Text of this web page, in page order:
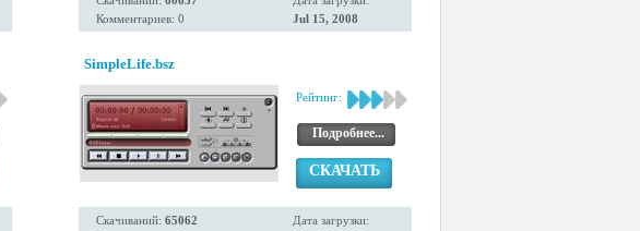
Комментариев: 0
Jul 15, 2008
SimpleLife.bsz
Рейтинг:
Подробнее...
СКАЧАТЬ
Скачиваний: 65062
Дата загрузки: